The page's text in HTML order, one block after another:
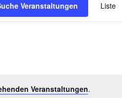
Veranstaltungen.
Veranstaltungen Liste